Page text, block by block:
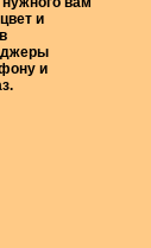
и
и